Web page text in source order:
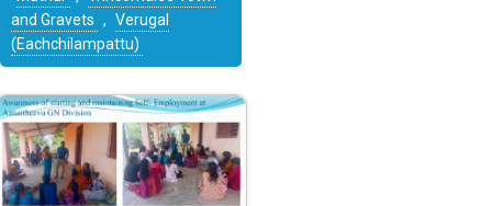
and Gravets , Verugal
(Eachchilampattu)